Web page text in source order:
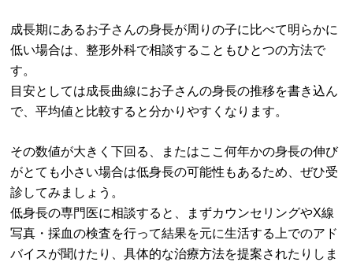
成長期にあるお子さんの身長が周りの子に比べて明らかに
低い場合は、整形外科で相談することもひとつの方法で
す。
目安としては成長曲線にお子さんの身長の推移を書き込ん
で、平均値と比較すると分かりやすくなります。
その数値が大きく下回る、またはここ何年かの身長の伸び
がとても小さい場合は低身長の可能性もあるため、ぜひ受
診してみましょう。
低身長の専門医に相談すると、まずカウンセリングやX線
写真・採血の検査を行って結果を元に生活する上でのアド
バイスが聞けたり、具体的な治療方法を提案されたりしま